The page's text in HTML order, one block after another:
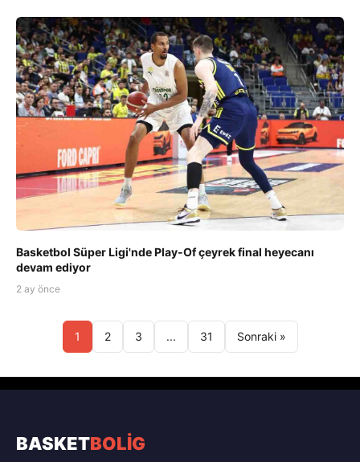
Basketbol Süper Ligi'nde Play-Of çeyrek final heyecanı
devam ediyor
2 ay önce
1 2 3 ... 31 Sonraki »
BASKETBOLİG